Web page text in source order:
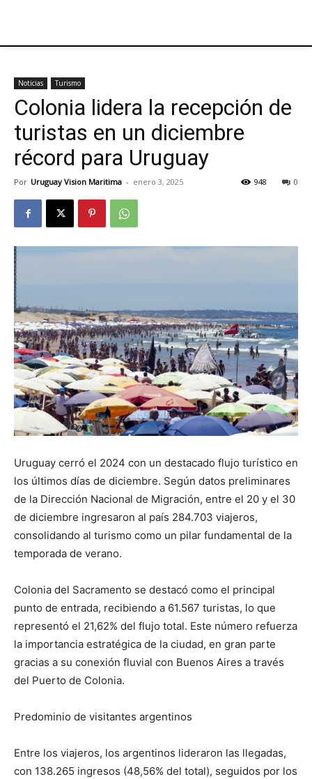
Noticias Turismo
Colonia lidera la recepción de
turistas en un diciembre
récord para Uruguay
Por Uruguay Vision Maritima - enero 3, 2025 0
948
Uruguay cerró el 2024 con un destacado flujo turístico en
los últimos días de diciembre. Según datos preliminares
de la Dirección Nacional de Migración, entre el 20 y el 30
de diciembre ingresaron al país 284.703 viajeros,
consolidando al turismo como un pilar fundamental de la
temporada de verano.
Colonia del Sacramento se destacó como el principal
punto de entrada, recibiendo a 61.567 turistas, lo que
representó el 21,62% del flujo total. Este número refuerza
la importancia estratégica de la ciudad, en gran parte
gracias a su conexión fluvial con Buenos Aires a través
del Puerto de Colonia.
Predominio de visitantes argentinos
Entre los viajeros, los argentinos lideraron las llegadas,
con 138.265 ingresos (48,56% del total), seguidos por los